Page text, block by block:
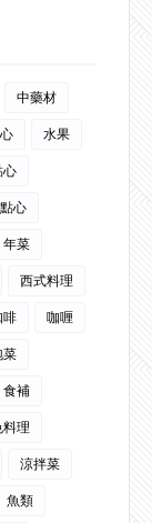
中藥材
水果
心
心
年菜
西式料理
啡
咖喱
菜
食補
理
涼拌菜
魚類